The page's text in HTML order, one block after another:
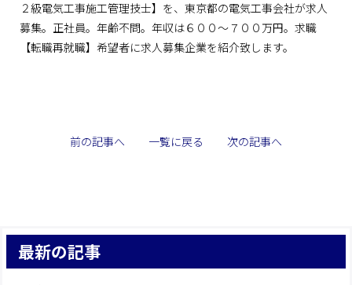
２級電気工事施工管理技士】を、東京都の電気工事会社が求人
募集。正社員。年齢不問。年収は６００～７００万円。求職
【転職再就職】希望者に求人募集企業を紹介致します。
前の記事へ 一覧に戻る 次の記事へ
最新の記事